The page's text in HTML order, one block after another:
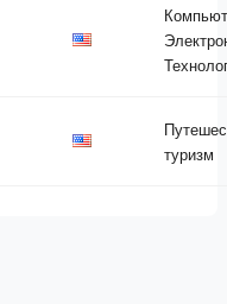
туризм